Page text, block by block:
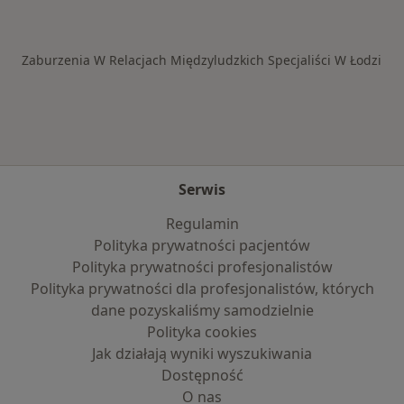
Zaburzenia W Relacjach Międzyludzkich Specjaliści W Łodzi
Serwis
Regulamin
Polityka prywatności pacjentów
Polityka prywatności profesjonalistów
Polityka prywatności dla profesjonalistów, których
dane pozyskaliśmy samodzielnie
Polityka cookies
Jak działają wyniki wyszukiwania
Dostępność
O nas